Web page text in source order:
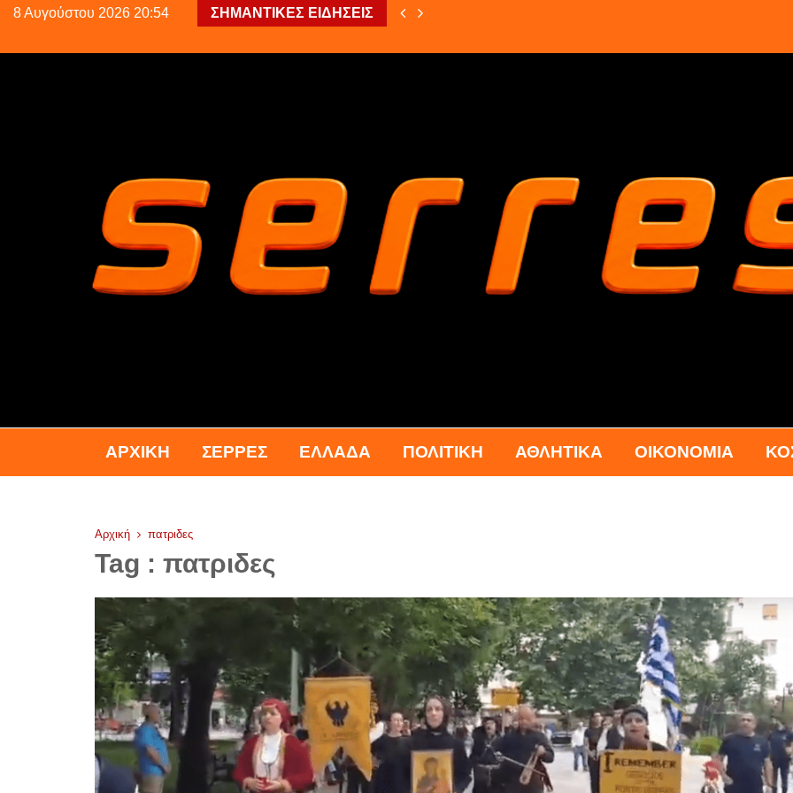
8 Αυγούστου 2026 20:54 ΣΗΜΑΝΤΙΚΕΣ ΕΙΔΗΣΕΙΣ
ΑΡΧΙΚΉ ΣΕΡΡΕΣ ΕΛΛΑΔΑ ΠΟΛΙΤΙΚΗ ΑΘΛΗΤΙΚΑ ΟΙΚΟΝΟΜΙΑ
Αρχική πατριδες
Tag : πατριδες